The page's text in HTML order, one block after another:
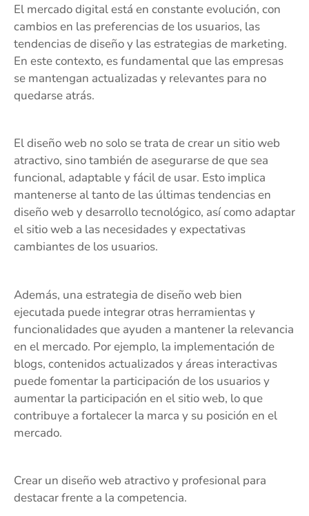
El mercado digital está en constante evolución, con
cambios en las preferencias de los usuarios, las
tendencias de diseño y las estrategias de marketing.
En este contexto, es fundamental que las empresas
se mantengan actualizadas y relevantes para no
quedarse atrás.
El diseño web no solo se trata de crear un sitio web
atractivo, sino también de asegurarse de que sea
funcional, adaptable y fácil de usar. Esto implica
mantenerse al tanto de las últimas tendencias en
diseño web y desarrollo tecnológico, así como adaptar
el sitio web a las necesidades y expectativas
cambiantes de los usuarios.
Además, una estrategia de diseño web bien
ejecutada puede integrar otras herramientas y
funcionalidades que ayuden a mantener la relevancia
en el mercado. Por ejemplo, la implementación de
blogs, contenidos actualizados y áreas interactivas
puede fomentar la participación de los usuarios y
aumentar la participación en el sitio web, lo que
contribuye a fortalecer la marca y su posición en el
mercado.
Crear un diseño web atractivo y profesional para
destacar frente a la competencia.